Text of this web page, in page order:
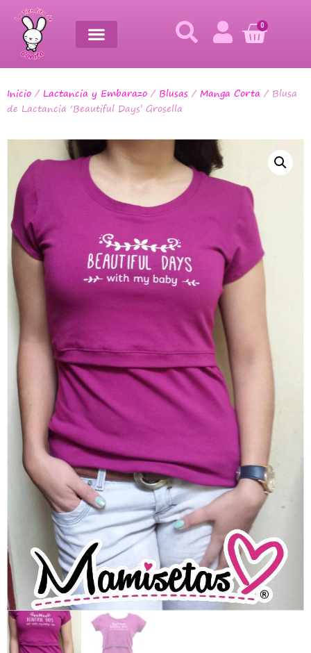
0
Inicio / Lactancia y Embarazo / Blusas / Manga Corta / Blusa
de Lactancia ‘Beautiful Days’ Grosella